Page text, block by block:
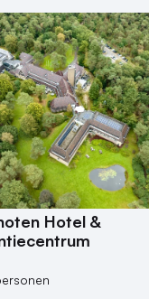
Hotel &